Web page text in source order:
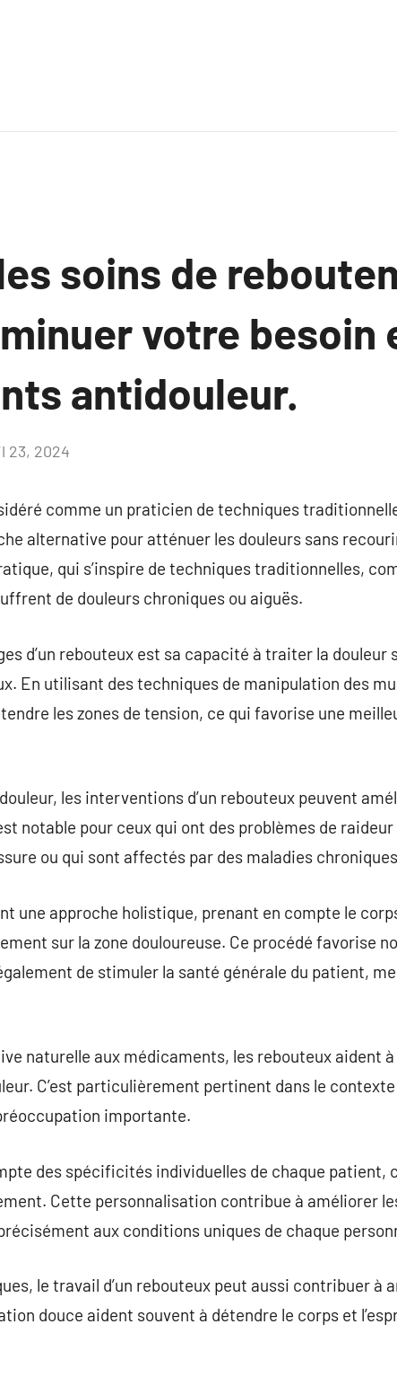
soins de
votre besoin
antidouleur.
23, 2024
comme un praticien de techniques
alternative pour atténuer les douleurs sans
qui s’inspire de techniques traditionnelles,
de douleurs chroniques ou aiguës.
d’un rebouteux est sa capacité à traiter la douleur
En utilisant des techniques de manipulation des
les zones de tension, ce qui favorise une
les interventions d’un rebouteux peuvent
notable pour ceux qui ont des problèmes de
ou qui sont affectés par des maladies
une approche holistique, prenant en compte le
sur la zone douloureuse. Ce procédé favorise
de stimuler la santé générale du patient,
naturelle aux médicaments, les rebouteux aident
C’est particulièrement pertinent dans le
importante.
des spécificités individuelles de chaque patient,
Cette personnalisation contribue à améliorer
aux conditions uniques de chaque
le travail d’un rebouteux peut aussi contribuer à
douce aident souvent à détendre le corps et